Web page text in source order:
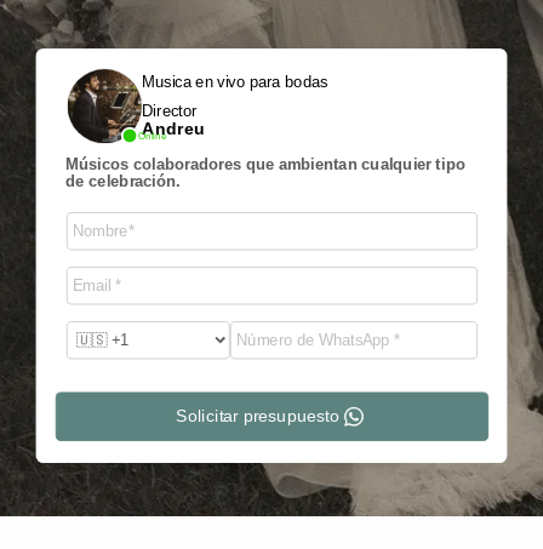
Online
Musica en vivo para bodas
Director
Andreu
Músicos colaboradores que ambientan cualquier tipo
de celebración.
Solicitar presupuesto